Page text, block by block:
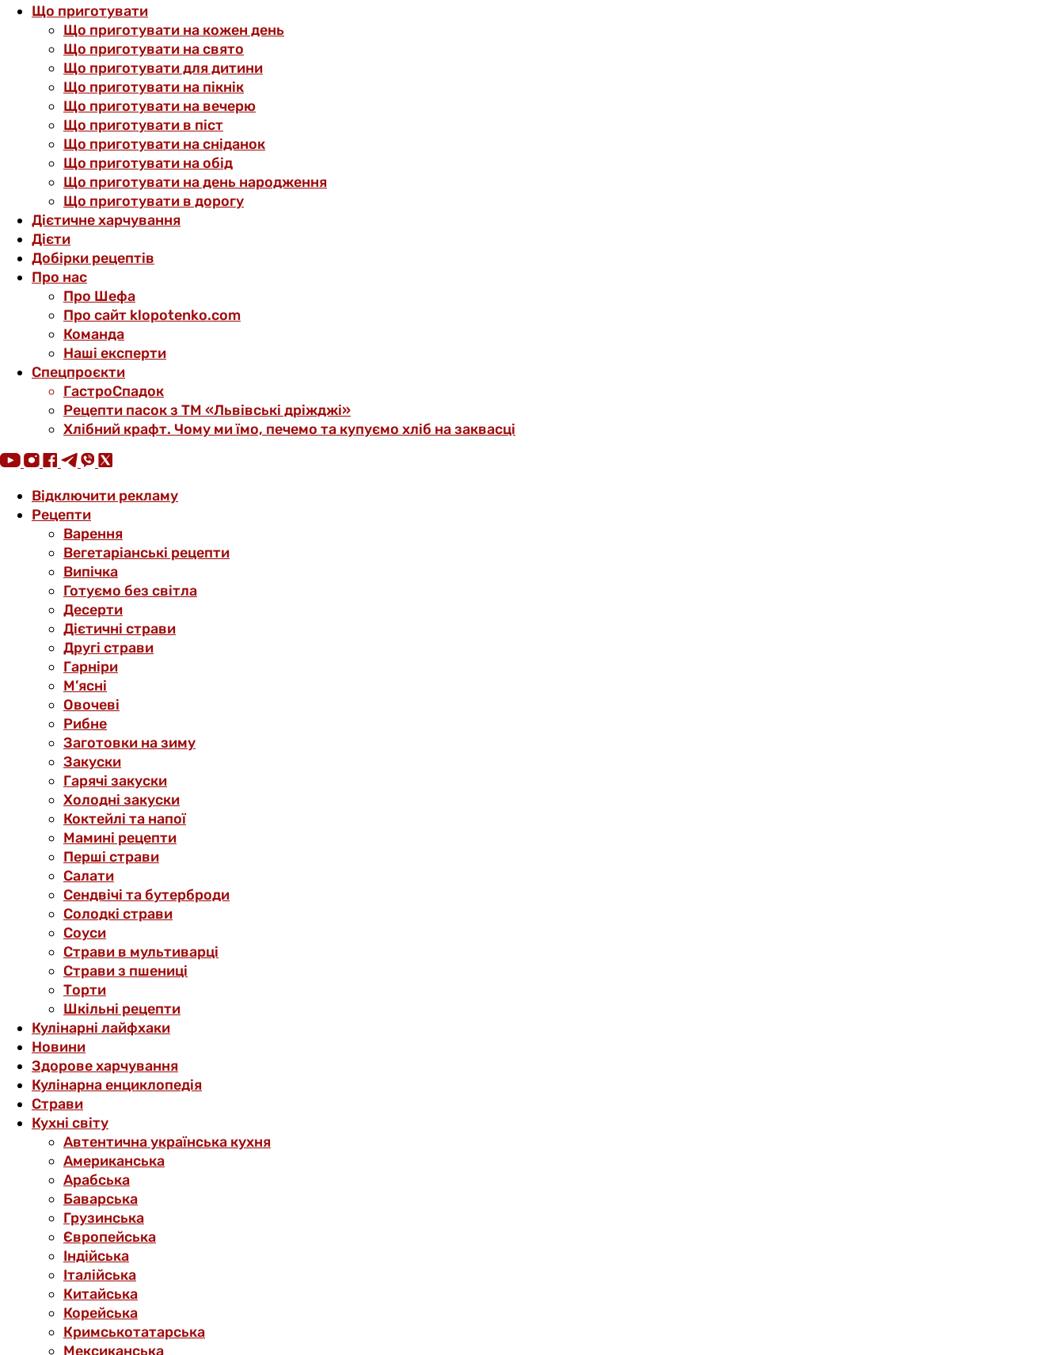
Що приготувати
Що приготувати на кожен день
Що приготувати на свято
Що приготувати для дитини
Що приготувати на пікнік
Що приготувати на вечерю
Що приготувати в піст
Що приготувати на сніданок
Що приготувати на обід
Що приготувати на день народження
Що приготувати в дорогу
Дієтичне харчування
Дієти
Добірки рецептів
Про нас
Про Шефа
Про сайт klopotenko.com
Команда
Наші експерти
Спецпроєкти
ГастроСпадок
Рецепти пасок з ТМ «Львівські дріжджі»
Хлібний крафт. Чому ми їмо, печемо та купуємо хліб на заквасці
Відключити рекламу
Рецепти
Варення
Вегетаріанські рецепти
Випічка
Готуємо без світла
Десерти
Дієтичні страви
Другі страви
Гарніри
М’ясні
Овочеві
Рибне
Заготовки на зиму
Закуски
Гарячі закуски
Холодні закуски
Коктейлі та напої
Мамині рецепти
Перші страви
Салати
Сендвічі та бутерброди
Солодкі страви
Соуси
Страви в мультиварці
Страви з пшениці
Торти
Шкільні рецепти
Кулінарні лайфхаки
Новини
Здорове харчування
Кулінарна енциклопедія
Страви
Кухні світу
Автентична українська кухня
Американська
Арабська
Баварська
Грузинська
Європейська
Індійська
Італійська
Китайська
Корейська
Кримськотатарська
Мексиканська